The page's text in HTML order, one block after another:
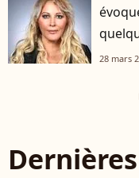
28 mars